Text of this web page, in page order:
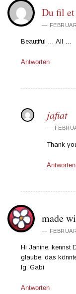
Du fil
Beautiful … All …
Antworten
jafiat
Thank
Antworten
made
Hi Janine, kennst
glaube, das
lg, Gabi
Antworten